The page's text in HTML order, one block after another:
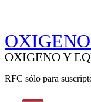
OXIGENO Y
RFC sólo para